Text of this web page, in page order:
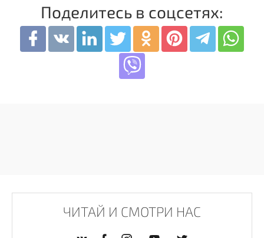
Поделитесь в соцсетях:
ЧИТАЙ И СМОТРИ НАС